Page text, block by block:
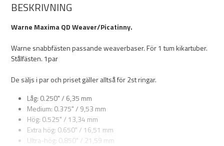
BESKRIVNING
Warne Maxima QD Weaver/Picatinny.
Warne snabbfästen passande weaverbaser. För 1 tum kikartuber.
Stålfästen. 1par
De säljs i par och priset gäller alltså för 2st ringar.
Låg: 0.250" / 6,35 mm
Medium: 0.375" / 9,53 mm
Hög: 0.525" / 13,34 mm
Extra hög: 0.650" / 16,51 mm
Ultra-hög: 0.850" / 21,59 mm